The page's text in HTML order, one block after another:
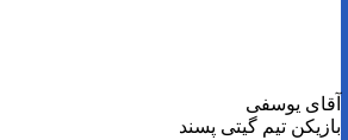
آقای یوسفی
بازیکن تیم گیتی پسند